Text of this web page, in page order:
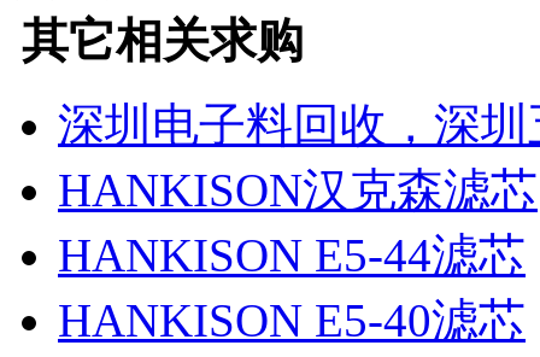
其它相关求购
深圳电子料回收，深
HANKISON汉克森滤芯
HANKISON E5-44滤芯
HANKISON E5-40滤芯